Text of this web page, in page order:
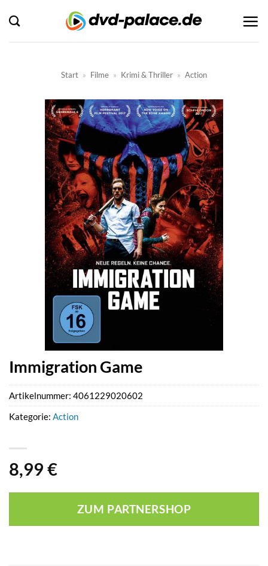
Inhalt
springen
Start » Filme » Krimi & Thriller » Action
Immigration Game
8,99 €
ZUM PARTNERSHOP
Artikelnummer: 4061229020602
Kategorie: Action